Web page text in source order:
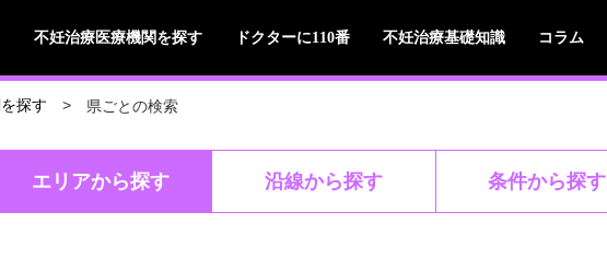
不妊治療医療機関を探す ドクターに110番 不妊治療基礎知識 コラム
探す 県ごとの検索
エリアから探す 沿線から探す 条件から探す